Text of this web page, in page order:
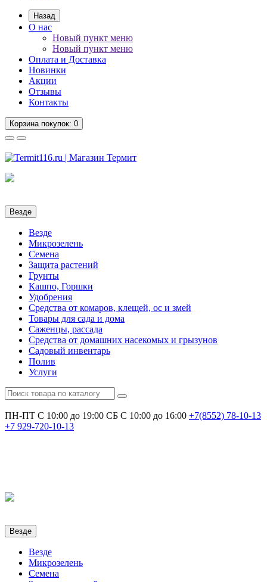
Назад
О нас
Новый пункт меню
Новый пункт меню
Оплата и Доставка
Новинки
Акции
Отзывы
Контакты
Корзинапокупок: 0
Везде
Везде
Микрозелень
Семена
Защита растений
Грунты
Кашпо, Горшки
Удобрения
Средства от комаров, клещей, ос и змей
Товары для сада и дома
Саженцы, рассада
Средства от домашних насекомых и грызунов
Садовый инвентарь
Полив
Услуги
ПН-ПТ С 10:00 до 19:00 СБ С 10:00 до 16:00 +7(8552) 78-10-13
+7 929-720-10-13
Везде
Везде
Микрозелень
Семена